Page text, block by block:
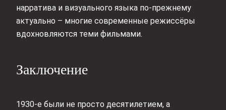
нарратива и визуального языка по-прежнему
актуально – многие современные режиссёры
вдохновляются теми фильмами.
Заключение
1930-е были не просто десятилетием, а